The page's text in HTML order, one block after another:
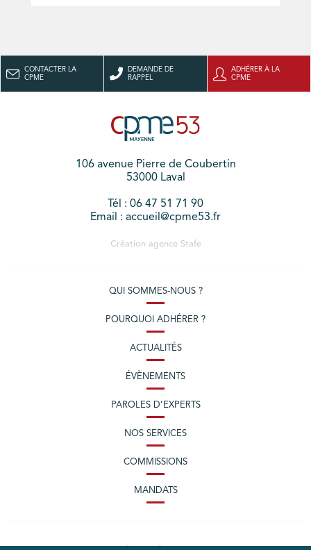
CONTACTER LA
CPME
DEMANDE DE
RAPPEL
ADHÉRER À LA
CPME
106 avenue Pierre de Coubertin
53000 Laval
Tél : 06 47 51 71 90
Email : accueil@cpme53.fr
Création agence Stafe
QUI SOMMES-NOUS ?
POURQUOI ADHÉRER ?
ACTUALITÉS
ÉVÈNEMENTS
PAROLES D’EXPERTS
NOS SERVICES
COMMISSIONS
MANDATS